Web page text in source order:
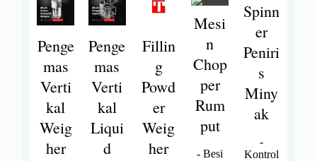
Penge
mas
Verti
kal
Weig
her
Penge
mas
Verti
kal
Liqui
d
Fillin
g
Powd
er
Weig
her
Mesi
n
Chop
per
Rum
put
- Besi
Spinn
er
Peniri
s
Miny
ak
-
Kontrol